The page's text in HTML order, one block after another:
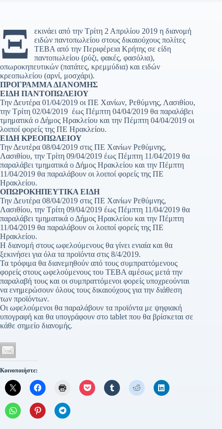
Ξ
εκινάει από την Τρίτη 2 Απριλίου 2019 η διανομή
ειδών παντοπωλείου στους δικαιούχους πολίτες
ΤΕΒΑ από την Περιφέρεια Κρήτης σε είδη
παντοπωλείου (ρύζι, φακές, φασόλια),
οπωροκηπευτικών (πατάτες, κρεμμύδια) και ειδών
κρεοπωλείου (αρνί, μοσχάρι).
ΠΡΟΓΡΑΜΜΑ ΔΙΑΝΟΜΗΣ
ΕΙΔΗ ΠΑΝΤΟΠΩΛΕΙΟΥ
Την Δευτέρα 01/04/2019 οι ΠΕ Χανίων, Ρεθύμνης, Λασιθίου,
την Τρίτη 02/04/2019 έως Πέμπτη 04/04/2019 θα παραλάβει
τμηματικά ο Δήμος Ηρακλείου και την Πέμπτη 04/04/2019 οι
λοιποί φορείς της ΠΕ Ηρακλείου.
ΕΙΔΗ ΚΡΕΟΠΩΛΕΙΟΥ
Την Δευτέρα 08/04/2019 στις ΠΕ Χανίων Ρεθύμνης,
Λασιθίου, την Τρίτη 09/04/2019 έως Πέμπτη 11/04/2019 θα
παραλάβει τμηματικά ο Δήμος Ηρακλείου και την Πέμπτη
11/04/2019 θα παραλάβουν οι λοιποί φορείς της ΠΕ
Ηρακλείου.
ΟΠΩΡΟΚΗΠΕΥΤΙΚΑ ΕΙΔΗ
Την Δευτέρα 08/04/2019 στις ΠΕ Χανίων Ρεθύμνης,
Λασιθίου, την Τρίτη 09/04/2019 έως Πέμπτη 11/04/2019 θα
παραλάβει τμηματικά ο Δήμος Ηρακλείου και την Πέμπτη
11/04/2019 θα παραλάβουν οι λοιποί φορείς της ΠΕ
Ηρακλείου.
Η διανομή στους ωφελούμενους θα γίνει ενιαία και θα
ξεκινήσει για όλα τα προϊόντα στις 8/4/2019.
Τα τρόφιμα θα διανεμηθούν από τους συμπραττόμενους
φορείς στους ωφελούμενους του ΤΕΒΑ αμέσως μετά την
παραλαβή τους και οι συμπραττόμενοι φορείς υποχρεούνται
να ενημερώσουν όλους τους δικαιούχους για την διάθεση
των προϊόντων.
Οι ωφελούμενοι θα παραλάβουν τα προϊόντα με ψηφιακή
υπογραφή και θα υπογράφουν στο tablet που θα βρίσκεται σε
κάθε σημείο διανομής.
Κοινοποιήστε: